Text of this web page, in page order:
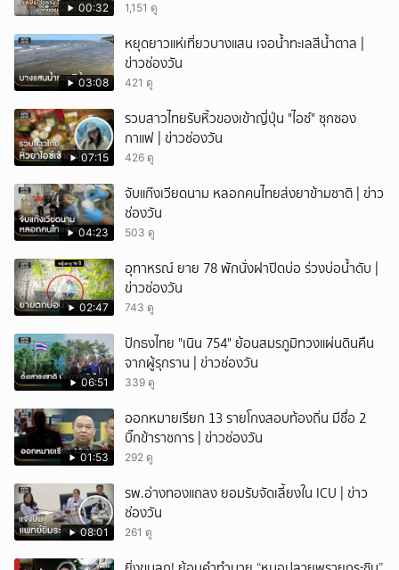
00:32 1,151 ดู
03:08
หยุดยาวแห่เที่ยวบางแสน เจอน้ำทะเลสีน้ำตาล |
ข่าวช่องวัน
421 ดู
07:15
รวบสาวไทยรับหิ้วของเข้าญี่ปุ่น "ไอซ์" ซุกซอง
กาแฟ | ข่าวช่องวัน
426 ดู
04:23
จับแก๊งเวียดนาม หลอกคนไทยส่งยาข้ามชาติ | ข่าว
ช่องวัน
503 ดู
02:47
อุทาหรณ์ ยาย 78 พักนั่งฝาปิดบ่อ ร่วงบ่อน้ำดับ |
ข่าวช่องวัน
743 ดู
06:51
ปักธงไทย "เนิน 754" ย้อนสมรภูมิทวงแผ่นดินคืน
จากผู้รุกราน | ข่าวช่องวัน
339 ดู
01:53
ออกหมายเรียก 13 รายโกงสอบท้องถิ่น มีชื่อ 2
บิ๊กข้าราชการ | ข่าวช่องวัน
292 ดู
08:01
รพ.อ่างทองแถลง ยอมรับจัดเลี้ยงใน ICU | ข่าว
ช่องวัน
261 ดู